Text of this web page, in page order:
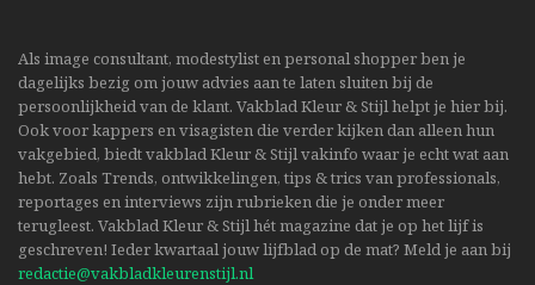
Als image consultant, modestylist en personal shopper ben je
dagelijks bezig om jouw advies aan te laten sluiten bij de
persoonlijkheid van de klant. Vakblad Kleur & Stijl helpt je hier bij.
Ook voor kappers en visagisten die verder kijken dan alleen hun
vakgebied, biedt vakblad Kleur & Stijl vakinfo waar je echt wat aan
hebt. Zoals Trends, ontwikkelingen, tips & trics van professionals,
reportages en interviews zijn rubrieken die je onder meer
terugleest. Vakblad Kleur & Stijl hét magazine dat je op het lijf is
geschreven! Ieder kwartaal jouw lijfblad op de mat? Meld je aan bij
redactie@vakbladkleurenstijl.nl